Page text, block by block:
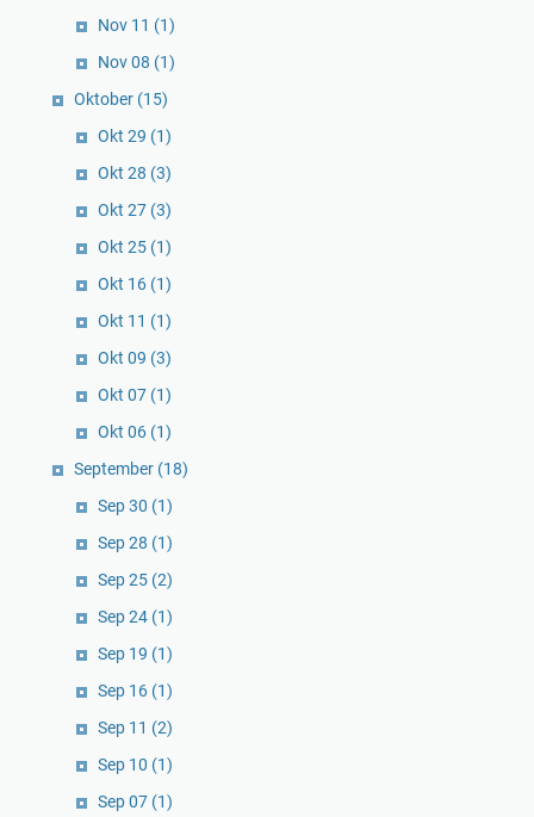
Nov 11 (1)
Nov 08 (1)
Oktober (15)
Okt 29 (1)
Okt 28 (3)
Okt 27 (3)
Okt 25 (1)
Okt 16 (1)
Okt 11 (1)
Okt 09 (3)
Okt 07 (1)
Okt 06 (1)
September (18)
Sep 30 (1)
Sep 28 (1)
Sep 25 (2)
Sep 24 (1)
Sep 19 (1)
Sep 16 (1)
Sep 11 (2)
Sep 10 (1)
Sep 07 (1)